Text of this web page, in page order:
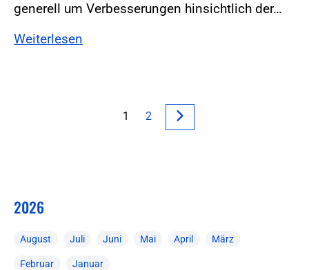
generell um Verbesserungen hinsichtlich der…
Weiterlesen
1 2
2026
August Juli Juni Mai April März
Februar Januar